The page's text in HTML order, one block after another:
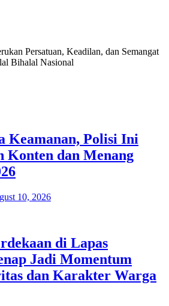
Persatuan, Keadilan, dan Semangat
Bihalal Nasional
Keamanan, Polisi Ini
Konten dan Menang
10, 2026
di Lapas
Jadi Momentum
dan Karakter Warga